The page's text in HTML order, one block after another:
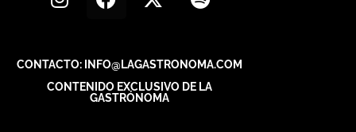
CONTACTO: INFO@LAGASTRONOMA.COM
CONTENIDO EXCLUSIVO DE LA
GASTRÓNOMA